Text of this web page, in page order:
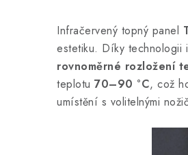
Infračervený topný panel
estetiku. Díky technologii
rovnoměrné rozložení
teplotu 70–90 °C, což
umístění s volitelnými